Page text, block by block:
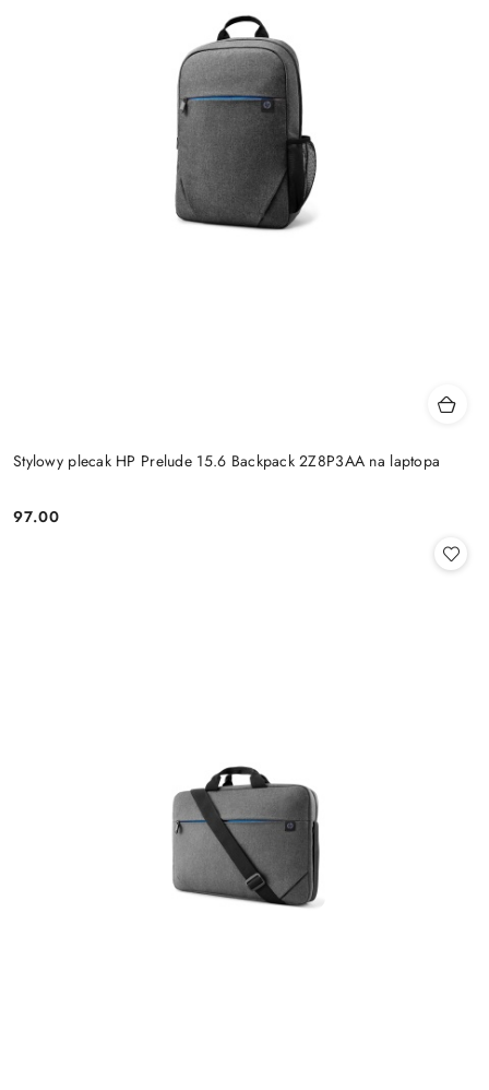
Stylowy plecak HP Prelude 15.6 Backpack 2Z8P3AA na laptopa
Cena:
97.00